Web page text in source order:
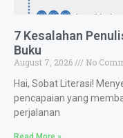
7 Kesalahan
Buku
August 7, 2026
No
Hai, Sobat Literasi!
pencapaian yang
perjalanan